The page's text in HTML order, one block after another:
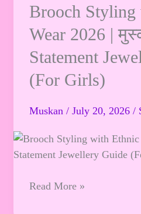
Brooch
Wear 2026 |
Statement
(For Girls)
Muskan / July 20, 2026 /
Brooch
with
Ethnic
2026
मुस्कान
की
Statement
Guide
Read More »